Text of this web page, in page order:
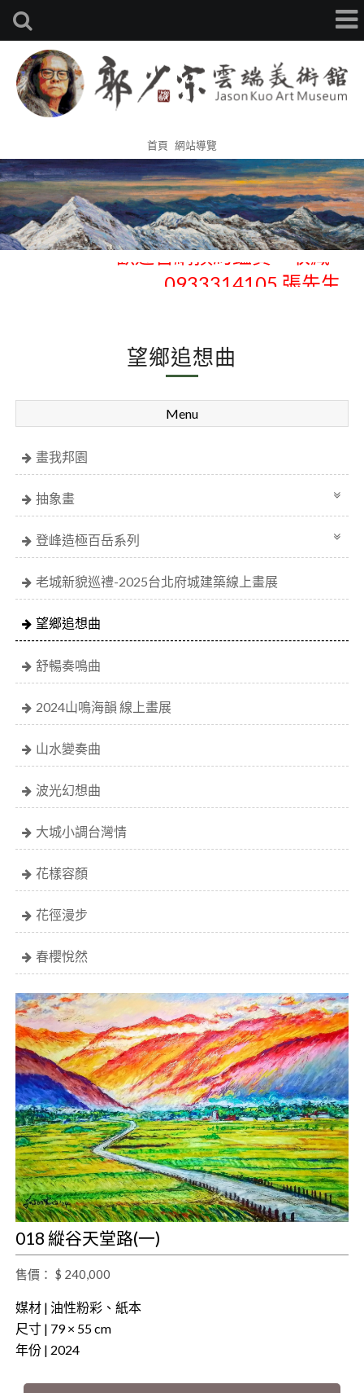
首頁 網站導覽
歡迎官網預約鑑賞、收藏 -
0933314105 張先生
望鄉追想曲
Menu
畫我邦園
抽象畫
登峰造極百岳系列
老城新貌巡禮-2025台北府城建築線上畫展
望鄉追想曲
舒暢奏鳴曲
2024山鳴海韻 線上畫展
山水變奏曲
波光幻想曲
大城小調台灣情
花樣容顏
花徑漫步
春櫻悅然
018 縱谷天堂路(一)
售價： $ 240,000
媒材 | 油性粉彩、紙本
尺寸 | 79 × 55 cm
年份 | 2024